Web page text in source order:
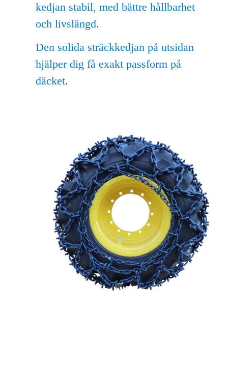
kedjan stabil, med bättre hållbarhet
och livslängd.
Den solida sträckkedjan på utsidan
hjälper dig få exakt passform på
däcket.